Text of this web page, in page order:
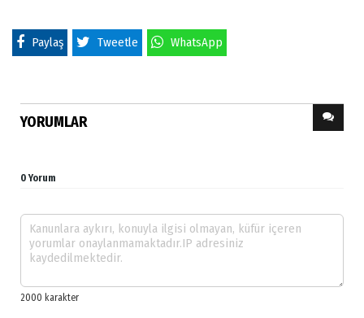
Paylaş Tweetle WhatsApp
YORUMLAR
0 Yorum